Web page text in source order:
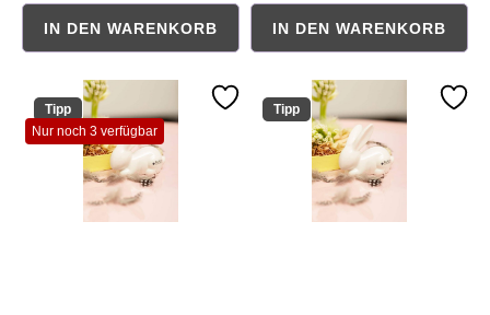
Durchschnittliche Bewertung von 0 von 5 Sternen
IN DEN WARENKORB
Durchschnittliche Bewertung
IN DEN WARENKORB
Nur noch 3 verfügbar
Tipp Tipp